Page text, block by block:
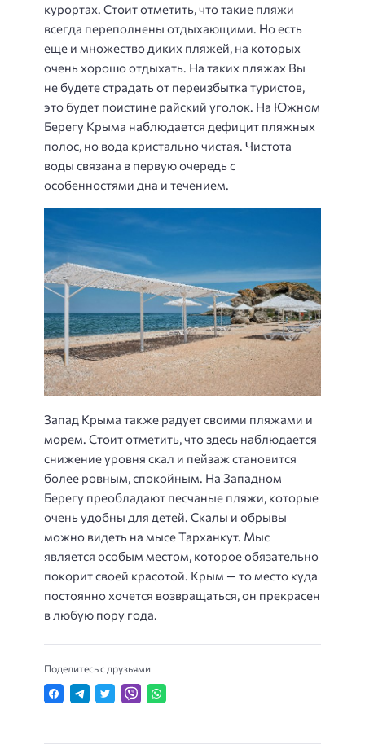
курортах. Стоит отметить, что такие пляжи
всегда переполнены отдыхающими. Но есть
еще и множество диких пляжей, на которых
очень хорошо отдыхать. На таких пляжах Вы
не будете страдать от переизбытка туристов,
это будет поистине райский уголок. На Южном
Берегу Крыма наблюдается дефицит пляжных
полос, но вода кристально чистая. Чистота
воды связана в первую очередь с
особенностями дна и течением.
Запад Крыма также радует своими пляжами и
морем. Стоит отметить, что здесь наблюдается
снижение уровня скал и пейзаж становится
более ровным, спокойным. На Западном
Берегу преобладают песчаные пляжи, которые
очень удобны для детей. Скалы и обрывы
можно видеть на мысе Тарханкут. Мыс
является особым местом, которое обязательно
покорит своей красотой. Крым — то место куда
постоянно хочется возвращаться, он прекрасен
в любую пору года.
Поделитесь с друзьями